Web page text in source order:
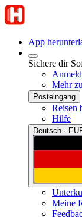
App
Sichere dir
Mehr
Posteingang
Reisen
Hilfe
Deutsch ·
Meine